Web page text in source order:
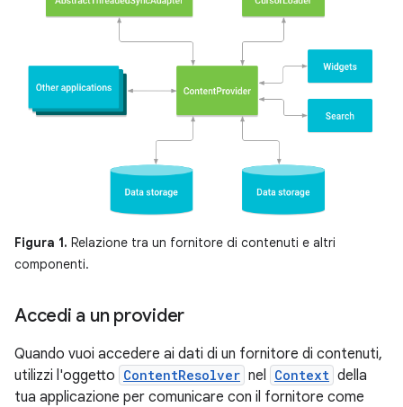
Figura 1. Relazione tra un fornitore di contenuti e altri
componenti.
Accedi a un provider
Quando vuoi accedere ai dati di un fornitore di contenuti,
utilizzi l'oggetto ContentResolver nel Context della
tua applicazione per comunicare con il fornitore come